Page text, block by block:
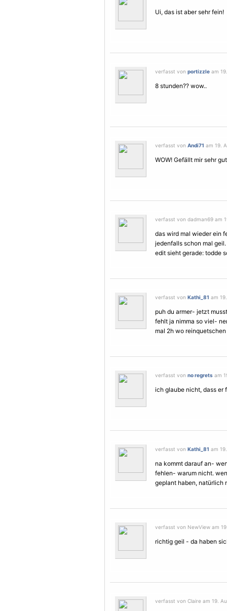
Ui, das ist aber sehr fein!
verfasst von portizzle am
8 stunden?? wow..
verfasst von Andi71 am 19.
WOW! Gefällt mir sehr
verfasst von dadman69 am
das wird mal wieder ein
jedenfalls schon mal
edit sieht gerade: todde
verfasst von Kathi_81 am
puh du armer- jetzt
fehlt ja nimma so viel-
mal 2h wo reinquetschen
verfasst von no regrets am
ich glaube nicht, dass er
verfasst von Kathi_81 am
na kommt darauf an-
fehlen- warum nicht.
geplant haben, natürlich
verfasst von NewView am
richtig geil - da haben
verfasst von Claire am 19.